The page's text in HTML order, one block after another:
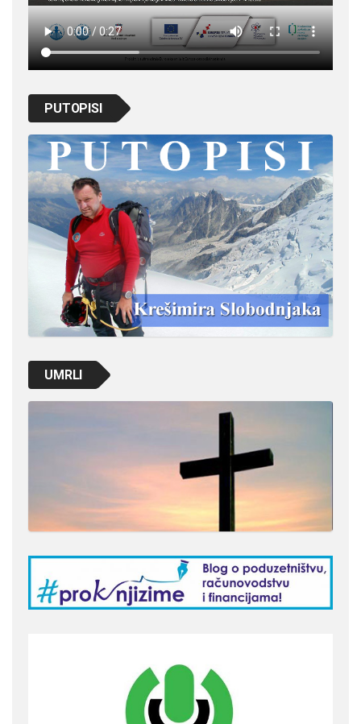
PUTOPISI
UMRLI